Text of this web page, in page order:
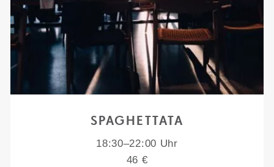
SPAGHETTATA
18:30–22:00 Uhr
46 €